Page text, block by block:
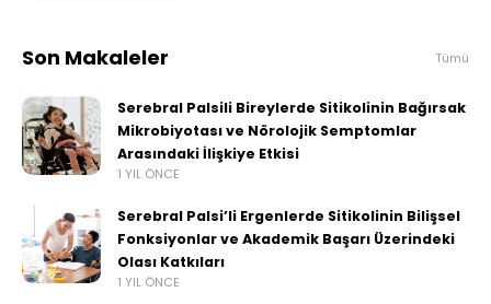
Son Makaleler Tümü
Serebral Palsili Bireylerde Sitikolinin Bağırsak
Mikrobiyotası ve Nörolojik Semptomlar
Arasındaki İlişkiye Etkisi
1 YIL ÖNCE
Serebral Palsi’li Ergenlerde Sitikolinin Bilişsel
Fonksiyonlar ve Akademik Başarı Üzerindeki
Olası Katkıları
1 YIL ÖNCE